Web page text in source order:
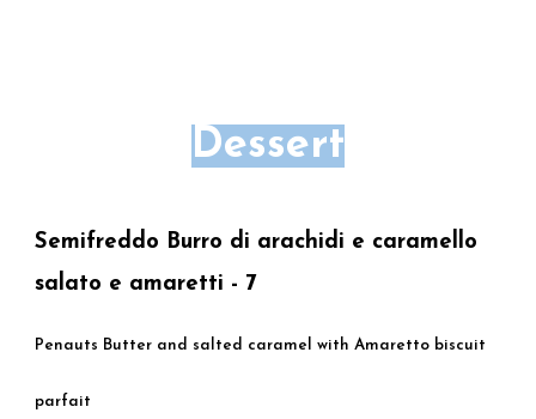
Dessert
Semifreddo Burro di arachidi e caramello
salato e amaretti - 7
Penauts Butter and salted caramel with Amaretto biscuit
parfait